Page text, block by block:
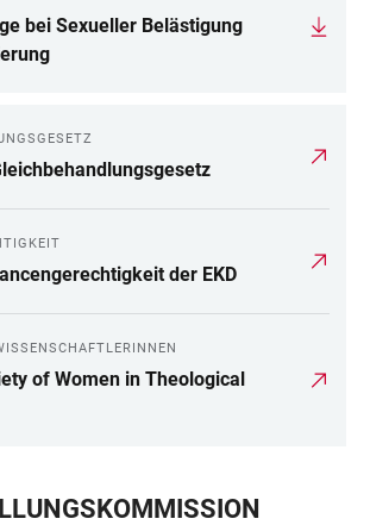
bei Sexueller Belästigung
der EKD
of Women in Theological